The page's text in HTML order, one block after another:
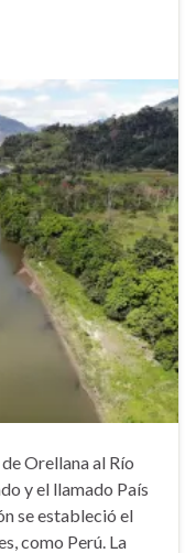
Orellana al Río
y el llamado País
se estableció el
como Perú. La